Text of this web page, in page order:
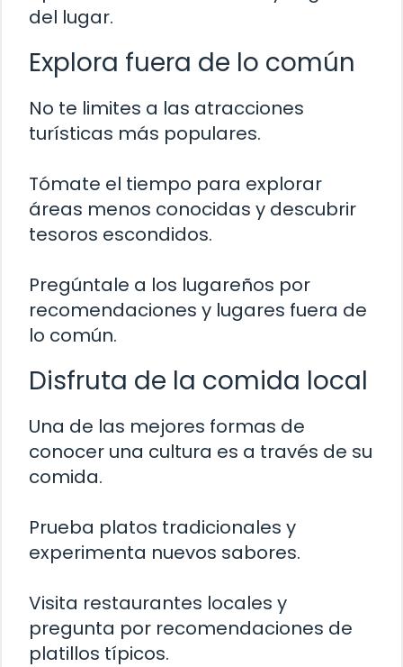
del lugar.
Explora fuera de lo común
No te limites a las atracciones
turísticas más populares.
Tómate el tiempo para explorar
áreas menos conocidas y descubrir
tesoros escondidos.
Pregúntale a los lugareños por
recomendaciones y lugares fuera de
lo común.
Disfruta de la comida local
Una de las mejores formas de
conocer una cultura es a través de su
comida.
Prueba platos tradicionales y
experimenta nuevos sabores.
Visita restaurantes locales y
pregunta por recomendaciones de
platillos típicos.